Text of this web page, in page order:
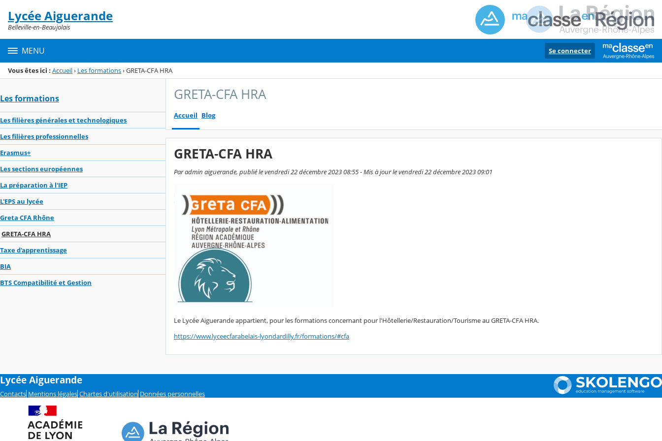
Menu de la rubrique
Contenu
Lycée Aiguerande
Belleville-en-Beaujolais
MENU Se connecter
Vous êtes ici : Accueil› Les formations›GRETA-CFA HRA
Les formations
Les filières générales et technologiques
Les filières professionnelles
Erasmus+
Les sections européennes
La préparation à l'IEP
L'EPS au lycée
Greta CFA Rhône
GRETA-CFA HRA
Taxe d'apprentissage
BIA
BTS Compatibilité et Gestion
GRETA-CFA HRA
Accueil Blog
GRETA-CFA HRA
Par admin aiguerande, publié le vendredi 22 décembre 2023 08:55 - Mis à jour le vendredi 22 décembre 2023 09:01
Le Lycée Aiguerande appartient, pour les formations concernant pour l'Hôtellerie/Restauration/Tourisme au GRETA-CFA HRA.
https://www.lyceecfarabelais-lyondardilly.fr/formations/#cfa
Lycée Aiguerande
Contacts Mentions légales Chartes d'utilisation Données personnelles